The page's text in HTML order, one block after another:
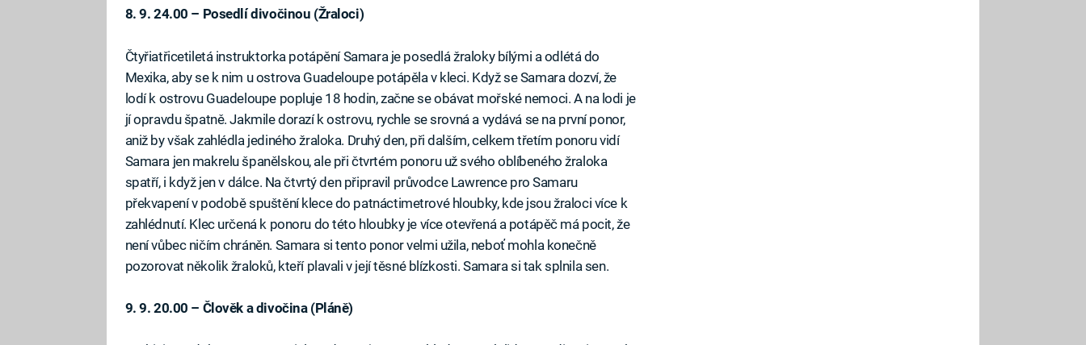
8. 9. 24.00 – Posedlí divočinou (Žraloci)
Čtyřiatřicetiletá instruktorka potápění Samara je posedlá žraloky bílými a odlétá do
Mexika, aby se k nim u ostrova Guadeloupe potápěla v kleci. Když se Samara dozví, že
lodí k ostrovu Guadeloupe popluje 18 hodin, začne se obávat mořské nemoci. A na lodi je
jí opravdu špatně. Jakmile dorazí k ostrovu, rychle se srovná a vydává se na první ponor,
aniž by však zahlédla jediného žraloka. Druhý den, při dalším, celkem třetím ponoru vidí
Samara jen makrelu španělskou, ale při čtvrtém ponoru už svého oblíbeného žraloka
spatří, i když jen v dálce. Na čtvrtý den připravil průvodce Lawrence pro Samaru
překvapení v podobě spuštění klece do patnáctimetrové hloubky, kde jsou žraloci více k
zahlédnutí. Klec určená k ponoru do této hloubky je více otevřená a potápěč má pocit, že
není vůbec ničím chráněn. Samara si tento ponor velmi užila, neboť mohla konečně
pozorovat několik žraloků, kteří plavali v její těsné blízkosti. Samara si tak splnila sen.
9. 9. 20.00 – Člověk a divočina (Pláně)